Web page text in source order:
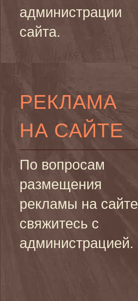
администрации
сайта.
РЕКЛАМА
НА САЙТЕ
По вопросам
размещения
рекламы на сайте
свяжитесь с
администрацией.